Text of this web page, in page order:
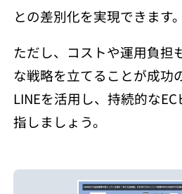
との差別化を実現できます。
ただし、コストや運用負担
な戦略を立てることが成功
LINEを活用し、持続的な
指しましょう。